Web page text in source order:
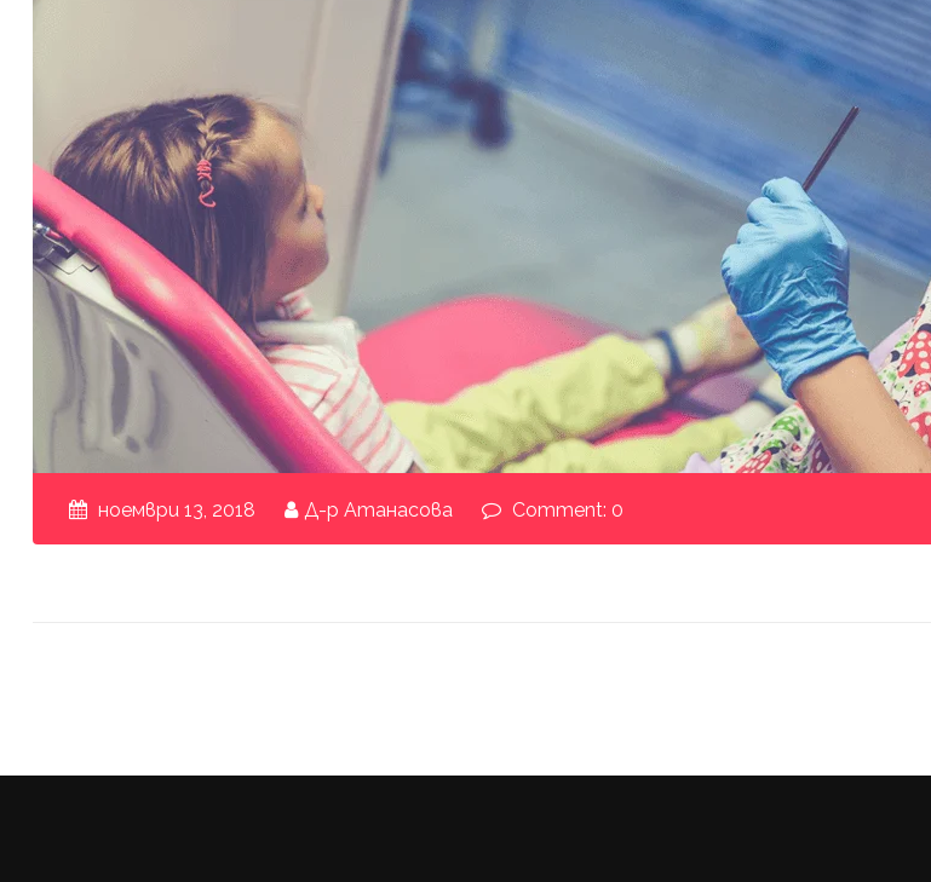
ноември 13, 2018 Д-р Атанасова Comment: 0